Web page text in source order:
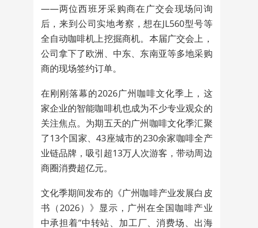
——两位西班牙采购商在广交会现场问询
后，来到公司实地考察，想在JL560型号等
全自动咖啡机上挖掘商机。本届广交会上，
公司拿下了欧洲、中东、东南亚等多地采购
商的现场签约订单。
在刚刚落幕的2026广州咖啡文化季上，这
家企业的智能咖啡机也成为不少专业观众的
关注焦点。为期五天的广州咖啡文化季汇聚
了13个国家、43座城市的230余家咖啡全产
业链品牌，吸引超13万人次游客，带动周边
商圈消费超亿元。
文化季期间发布的《广州咖啡产业发展白皮
书（ 2026）》显示，广州在全国咖啡产业
中承担着“中转站、加工厂、消费场、出海